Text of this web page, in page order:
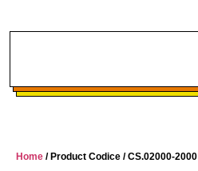
Home / Product Codice / CS.02000-2000